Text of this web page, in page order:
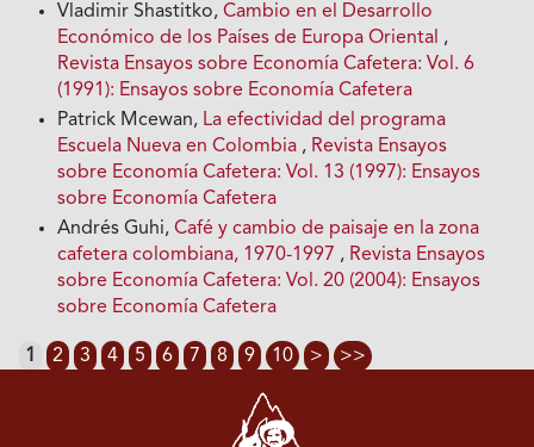
Vladimir Shastitko,Cambio en el Desarrollo
Económico de los Países de Europa Oriental ,
Revista Ensayos sobre Economía Cafetera: Vol. 6
(1991): Ensayos sobre Economía Cafetera
Patrick Mcewan, La efectividad del programa
Escuela Nueva en Colombia , Revista Ensayos
sobre Economía Cafetera: Vol. 13 (1997): Ensayos
sobre Economía Cafetera
Andrés Guhi,Café y cambio de paisaje en la zona
cafetera colombiana, 1970-1997 , Revista Ensayos
sobre Economía Cafetera: Vol. 20 (2004): Ensayos
sobre Economía Cafetera
1 2 3 4 5 6 7 8 9 10 > >>